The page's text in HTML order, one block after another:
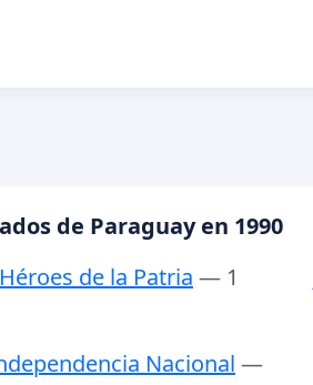
de Paraguay en 1990
de la Patria — 1
Nacional —